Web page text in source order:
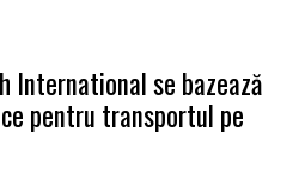
International se bazează
pentru transportul pe